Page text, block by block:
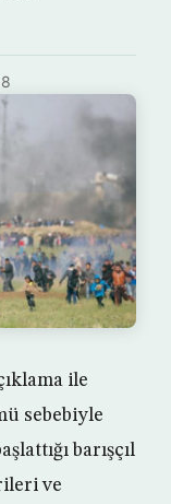
ile
sebebiyle
barışçıl
ve